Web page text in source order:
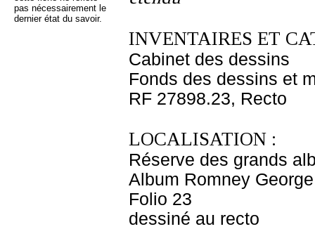
pas nécessairement le
dernier état du savoir.
INVENTAIRES ET
Cabinet des dessins
Fonds des dessins et
RF 27898.23, Recto
LOCALISATION :
Réserve des grands
Album Romney
Folio 23
dessiné au recto